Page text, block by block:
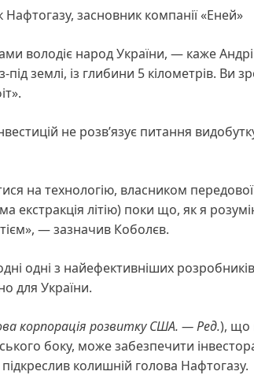
засновник компанії «Еней»
володіє народ України, — каже
під землі, із глибини 5 кілометрів. Ви
не розв’язує питання
на технологію, власником
екстракція літію) поки що, як я
— зазначив Коболєв.
одні з найефективніших розробників
для України.
корпорація розвитку США. — Ред.), що
боку, може забезпечити
колишній голова Нафтогазу.